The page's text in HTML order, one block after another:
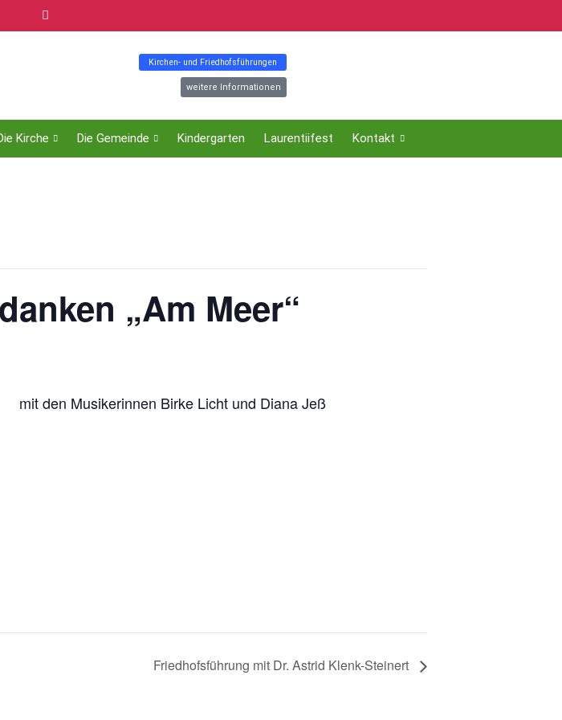
Kirchen- und Friedhofsführungen
weitere Informationen
Kirche Die Gemeinde Kindergarten Laurentiifest Kontakt
„Am Meer“
mit den Musikerinnen Birke Licht und Diana Jeß
Friedhofsführung mit Dr. Astrid Klenk-Steinert